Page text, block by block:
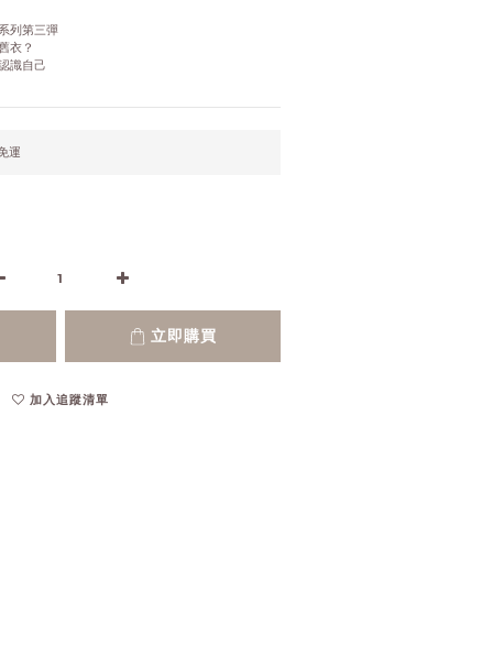
列第三彈
衣？
識自己
運
立即購買
加入追蹤清單